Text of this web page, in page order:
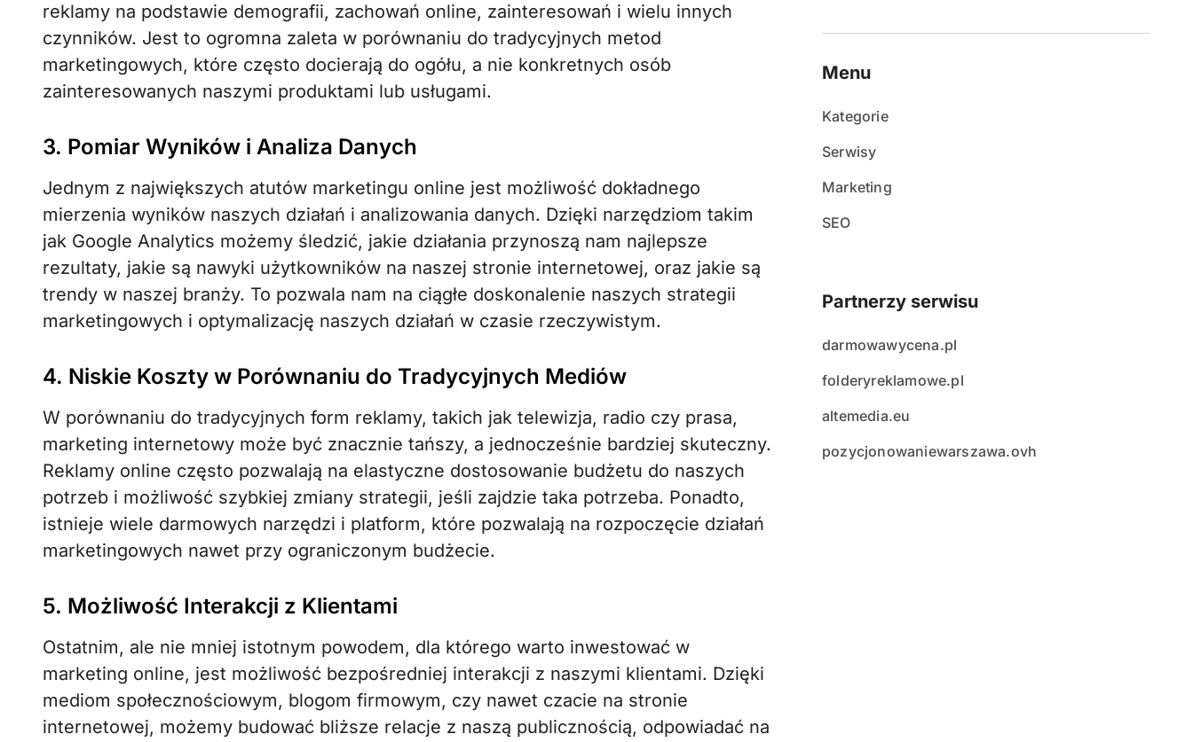
reklamy na podstawie demografii, zachowań online, zainteresowań i wielu innych
czynników. Jest to ogromna zaleta w porównaniu do tradycyjnych metod
marketingowych, które często docierają do ogółu, a nie konkretnych osób
zainteresowanych naszymi produktami lub usługami.
3. Pomiar Wyników i Analiza Danych
Jednym z największych atutów marketingu online jest możliwość dokładnego
mierzenia wyników naszych działań i analizowania danych. Dzięki narzędziom takim
jak Google Analytics możemy śledzić, jakie działania przynoszą nam najlepsze
rezultaty, jakie są nawyki użytkowników na naszej stronie internetowej, oraz jakie są
trendy w naszej branży. To pozwala nam na ciągłe doskonalenie naszych strategii
marketingowych i optymalizację naszych działań w czasie rzeczywistym.
4. Niskie Koszty w Porównaniu do Tradycyjnych Mediów
W porównaniu do tradycyjnych form reklamy, takich jak telewizja, radio czy prasa,
marketing internetowy może być znacznie tańszy, a jednocześnie bardziej skuteczny.
Reklamy online często pozwalają na elastyczne dostosowanie budżetu do naszych
potrzeb i możliwość szybkiej zmiany strategii, jeśli zajdzie taka potrzeba. Ponadto,
istnieje wiele darmowych narzędzi i platform, które pozwalają na rozpoczęcie działań
marketingowych nawet przy ograniczonym budżecie.
5. Możliwość Interakcji z Klientami
Ostatnim, ale nie mniej istotnym powodem, dla którego warto inwestować w
marketing online, jest możliwość bezpośredniej interakcji z naszymi klientami. Dzięki
mediom społecznościowym, blogom firmowym, czy nawet czacie na stronie
internetowej, możemy budować bliższe relacje z naszą publicznością, odpowiadać na
Menu
Kategorie
Serwisy
Marketing
SEO
Partnerzy serwisu
darmowawycena.pl
folderyreklamowe.pl
altemedia.eu
pozycjonowaniewarszawa.ovh